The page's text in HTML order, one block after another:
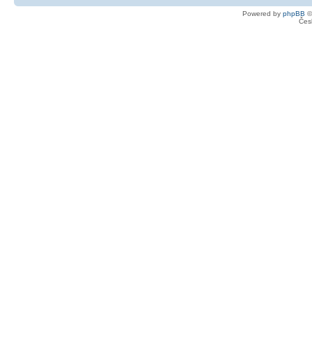
Powered by phpBB